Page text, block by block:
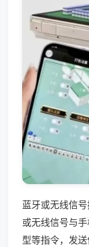
蓝牙或无线信
或无线信号与
型等指令，发